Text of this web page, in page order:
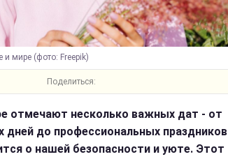
мире (фото: Freepik)
Поделиться:
отмечают несколько важных дат - от
дней до профессиональных
о нашей безопасности и уюте. Этот